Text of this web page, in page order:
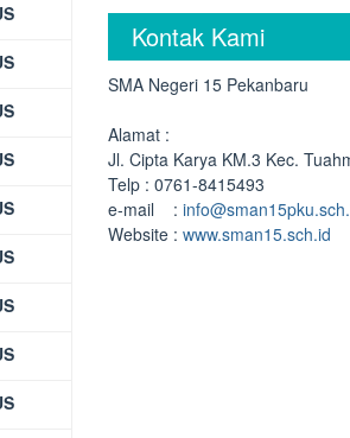
Kontak Kami
SMA Negeri 15 Pekanbaru
Alamat :
Jl. Cipta Karya KM.3 Kec.
Telp : 0761-8415493
e-mail :
Website : www.sman15.sch.id